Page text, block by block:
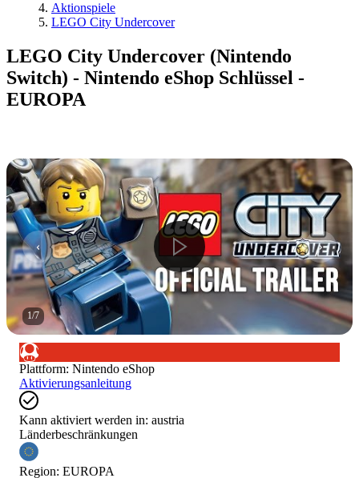
Aktionspiele
LEGO City Undercover
LEGO City Undercover (Nintendo
Switch) - Nintendo eShop Schlüssel -
EUROPA
1/7
Plattform: Nintendo eShop
Aktivierungsanleitung
Kann aktiviert werden in: austria
Länderbeschränkungen
Region: EUROPA